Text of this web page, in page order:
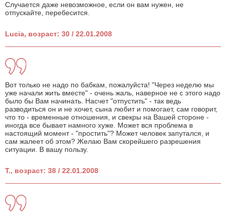
Случается даже невозможное, если он вам нужен, не
отпускайте, перебесится.
Lucia, возраст: 30 / 22.01.2008
Вот только не надо по бабкам, пожалуйста! "Через неделю мы
уже начали жить вместе" - очень жаль, наверное не с этого надо
было бы Вам начинать. Насчет "отпустить" - так ведь
разводиться он и не хочет, сына любит и помогает, сам говорит,
что то - временные отношения, и свекры на Вашей стороне -
иногда все бывает намного хуже. Может вся проблема в
настоящий момент - "простить"? Может человек запутался, и
сам жалеет об этом? Желаю Вам скорейшего разрешения
ситуации. В вашу пользу.
Т., возраст: 38 / 22.01.2008